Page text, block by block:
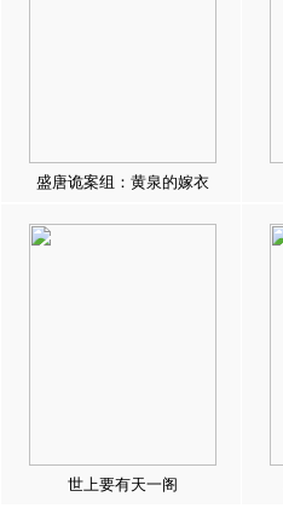
盛唐诡案组：黄泉的嫁衣
世上要有天一阁